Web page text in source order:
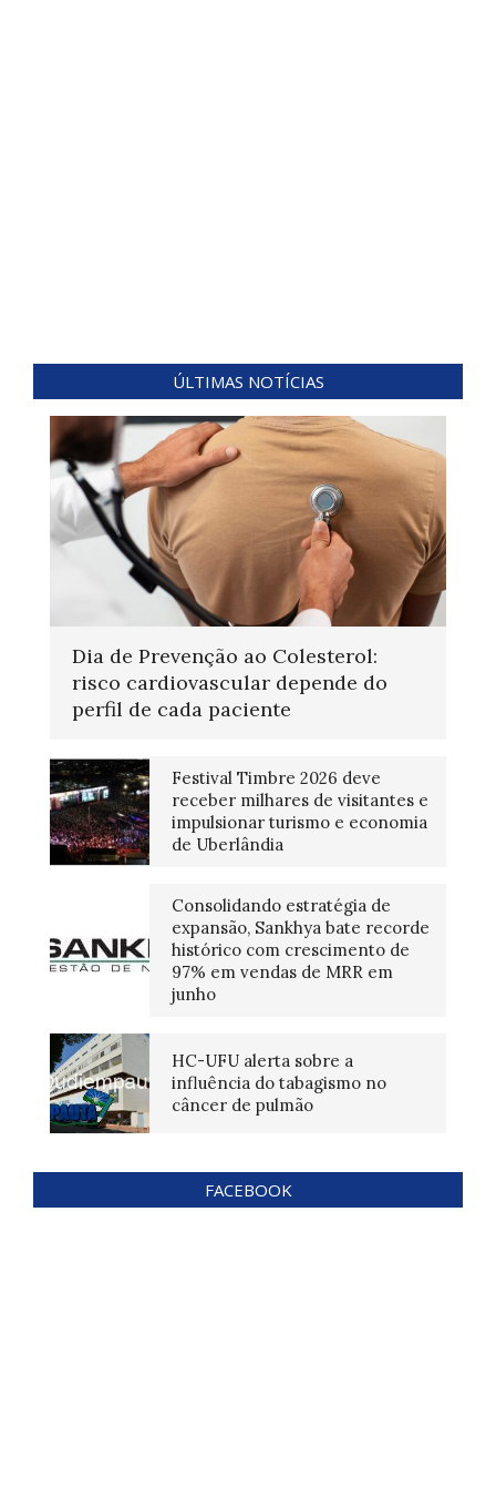
ÚLTIMAS NOTÍCIAS
Dia de Prevenção ao Colesterol:
risco cardiovascular depende do
perfil de cada paciente
Festival Timbre 2026 deve
receber milhares de visitantes e
impulsionar turismo e economia
de Uberlândia
Consolidando estratégia de
expansão, Sankhya bate recorde
histórico com crescimento de
97% em vendas de MRR em
junho
HC-UFU alerta sobre a
influência do tabagismo no
câncer de pulmão
FACEBOOK